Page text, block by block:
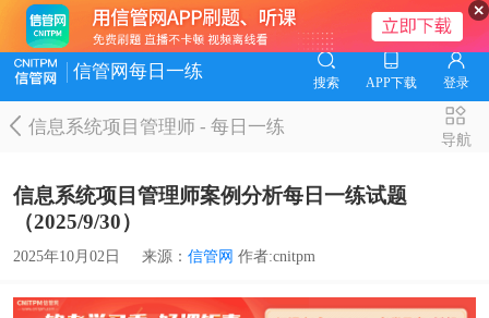
信管网每日一练
搜索 APP下载 登录
信息系统项目管理师-每日一练
导航
信息系统项目管理师案例分析每日一练试题
（2025/9/30）
2025年10月02日 来源： 信管网 作者:cnitpm